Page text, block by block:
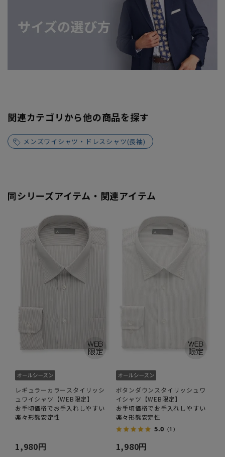
関連カテゴリから他の商品を探す
メンズワイシャツ・ドレスシャツ(長袖)
同シリーズアイテム・関連アイテム
レギュラーカラースタイリッシ
ュワイシャツ【WEB限定】
お手頃価格でお手入れしやすい
楽々形態安定性
1,980円
ボタンダウンスタイリッシュワ
イシャツ【WEB限定】
お手頃価格でお手入れしやすい
楽々形態安定性
5.0 （1）
1,980円